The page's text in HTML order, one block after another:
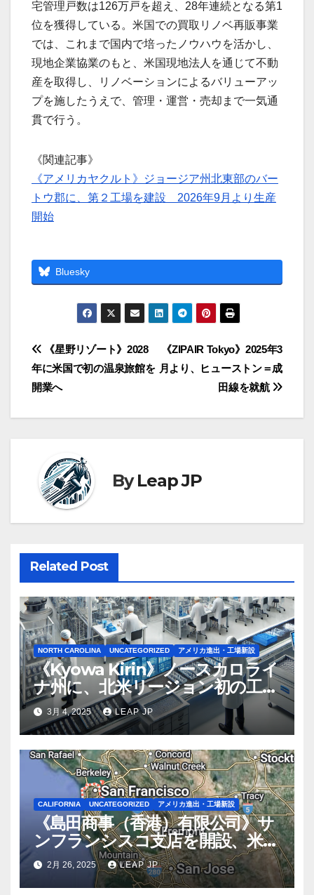
宅管理戸数は126万戸を超え、28年連続となる第1
位を獲得している。米国での買取リノベ再販事業
では、これまで国内で培ったノウハウを活かし、
現地企業協業のもと、米国現地法人を通じて不動
産を取得し、リノベーションによるバリューアッ
プを施したうえで、管理・運営・売却まで一気通
貫で行う。
《関連記事》
《アメリカヤクルト》ジョージア州北東部のバー
トウ郡に、第２工場を建設 2026年9月より生産
開始
Bluesky
投
稿
ナ
ゲ
ー
シ
ョ
ン
《ZIPAIR Tokyo》2025年3
月より、ヒューストン＝成
田線を就航
《星野リゾート》2028
年に米国で初の温泉旅館を
開業へ
ByLeap JP
Related Post
NORTH CAROLINA UNCATEGORIZED アメリカ進出・工場新設
《Kyowa Kirin》ノースカロライ
ナ州に、北米リージョン初の工場
建設を決定
3月 4, 2025 LEAP JP
CALIFORNIA UNCATEGORIZED アメリカ進出・工場新設
《島田商事（香港）有限公司》サ
ンフランシスコ支店を開設、米国
2拠点で営業体制を強化へ
2月 26, 2025 LEAP JP